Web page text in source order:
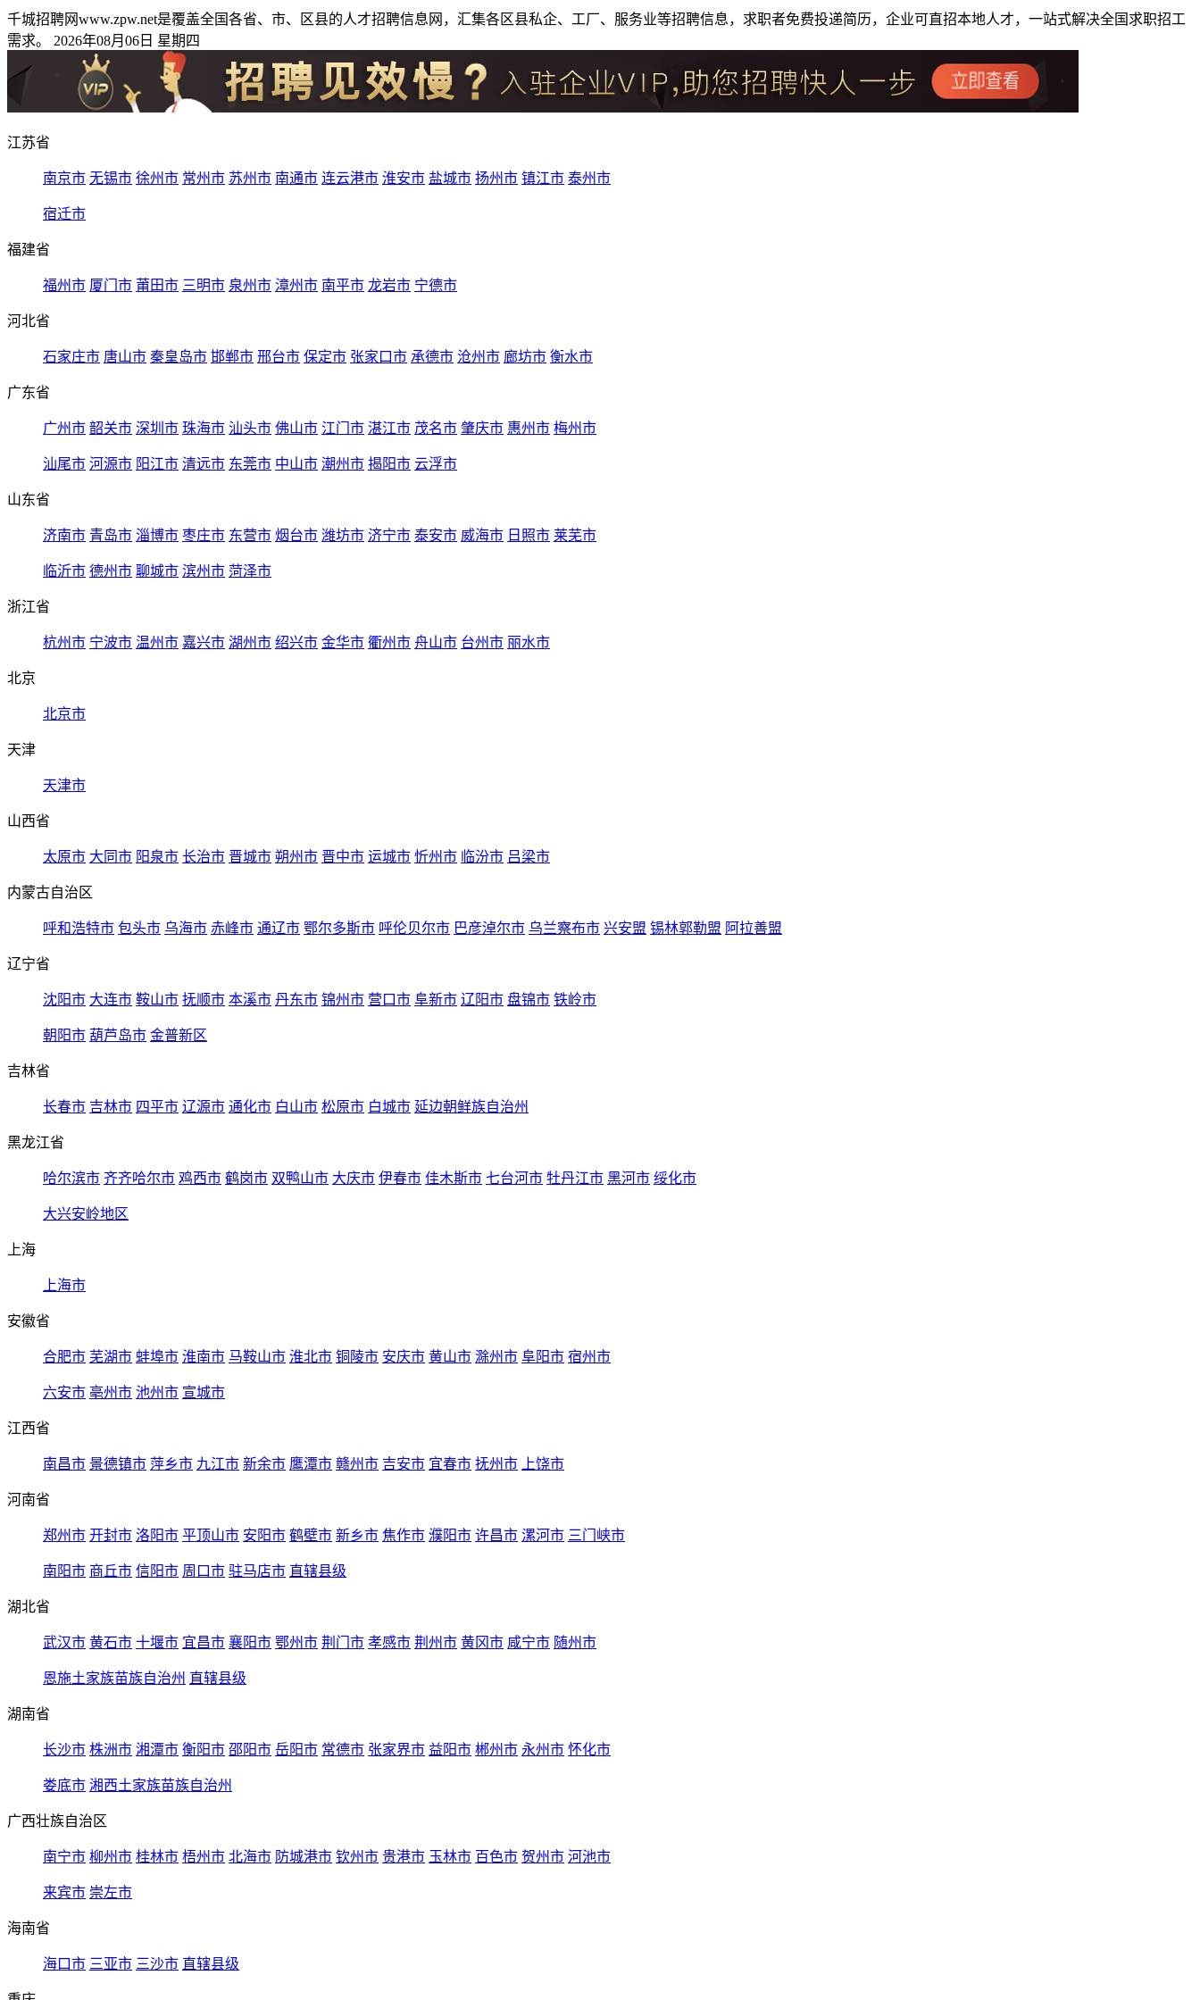
千城招聘网www.zpw.net是覆盖全国各省、市、区县的人才招聘信息网，汇集各区县私企、工厂、服务业等招聘信息，求职者免费投递简历，企业可直招本地人才，一站式解决全国求职招工
需求。 2026年08月06日 星期四
江苏省
南京市 无锡市 徐州市 常州市 苏州市 南通市 连云港市 淮安市 盐城市 扬州市 镇江市 泰州市
宿迁市
福建省
福州市 厦门市 莆田市 三明市 泉州市 漳州市 南平市 龙岩市 宁德市
河北省
石家庄市 唐山市 秦皇岛市 邯郸市 邢台市 保定市 张家口市 承德市 沧州市 廊坊市 衡水市
广东省
广州市 韶关市 深圳市 珠海市 汕头市 佛山市 江门市 湛江市 茂名市 肇庆市 惠州市 梅州市
汕尾市 河源市 阳江市 清远市 东莞市 中山市 潮州市 揭阳市 云浮市
山东省
济南市 青岛市 淄博市 枣庄市 东营市 烟台市 潍坊市 济宁市 泰安市 威海市 日照市 莱芜市
临沂市 德州市 聊城市 滨州市 菏泽市
浙江省
杭州市 宁波市 温州市 嘉兴市 湖州市 绍兴市 金华市 衢州市 舟山市 台州市 丽水市
北京
北京市
天津
天津市
山西省
太原市 大同市 阳泉市 长治市 晋城市 朔州市 晋中市 运城市 忻州市 临汾市 吕梁市
内蒙古自治区
呼和浩特市 包头市 乌海市 赤峰市 通辽市 鄂尔多斯市 呼伦贝尔市 巴彦淖尔市 乌兰察布市 兴安盟 锡林郭勒盟 阿拉善盟
辽宁省
沈阳市 大连市 鞍山市 抚顺市 本溪市 丹东市 锦州市 营口市 阜新市 辽阳市 盘锦市 铁岭市
朝阳市 葫芦岛市 金普新区
吉林省
长春市 吉林市 四平市 辽源市 通化市 白山市 松原市 白城市 延边朝鲜族自治州
黑龙江省
哈尔滨市 齐齐哈尔市 鸡西市 鹤岗市 双鸭山市 大庆市 伊春市 佳木斯市 七台河市 牡丹江市 黑河市 绥化市
大兴安岭地区
上海
上海市
安徽省
合肥市 芜湖市 蚌埠市 淮南市 马鞍山市 淮北市 铜陵市 安庆市 黄山市 滁州市 阜阳市 宿州市
六安市 亳州市 池州市 宣城市
江西省
南昌市 景德镇市 萍乡市 九江市 新余市 鹰潭市 赣州市 吉安市 宜春市 抚州市 上饶市
河南省
郑州市 开封市 洛阳市 平顶山市 安阳市 鹤壁市 新乡市 焦作市 濮阳市 许昌市 漯河市 三门峡市
南阳市 商丘市 信阳市 周口市 驻马店市 直辖县级
湖北省
武汉市 黄石市 十堰市 宜昌市 襄阳市 鄂州市 荆门市 孝感市 荆州市 黄冈市 咸宁市 随州市
恩施土家族苗族自治州 直辖县级
湖南省
长沙市 株洲市 湘潭市 衡阳市 邵阳市 岳阳市 常德市 张家界市 益阳市 郴州市 永州市 怀化市
娄底市 湘西土家族苗族自治州
广西壮族自治区
南宁市 柳州市 桂林市 梧州市 北海市 防城港市 钦州市 贵港市 玉林市 百色市 贺州市 河池市
来宾市 崇左市
海南省
海口市 三亚市 三沙市 直辖县级